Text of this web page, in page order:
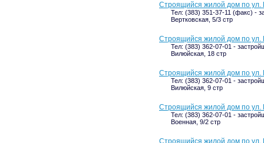
Строящийся жилой дом по ул.
Тел: (383) 351-37-11 (факс) -
Вертковская, 5/3 стр
Строящийся жилой дом по ул.
Тел: (383) 362-07-01 -
Вилюйская, 18 стр
Строящийся жилой дом по ул.
Тел: (383) 362-07-01 -
Вилюйская, 9 стр
Строящийся жилой дом по ул.
Тел: (383) 362-07-01 -
Военная, 9/2 стр
Строящийся жилой дом по ул.